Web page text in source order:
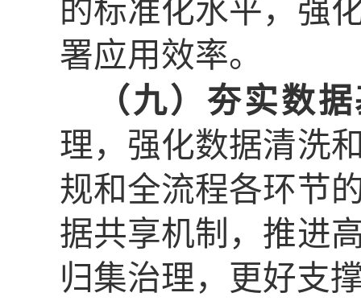
的标准化水平，强
署应用效率。
（九）夯实数
理，强化数据清洗
规和全流程各环节
据共享机制，推进
归集治理，更好支